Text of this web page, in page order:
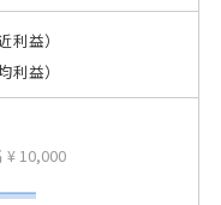
利益）
利益）
¥ 10,000